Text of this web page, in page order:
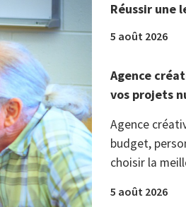
Réussir une
5 août 2026
Agence
vos projets
Agence
budget,
choisir la
5 août 2026